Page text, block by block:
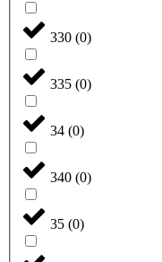
330 (0)
335 (0)
34 (0)
340 (0)
35 (0)